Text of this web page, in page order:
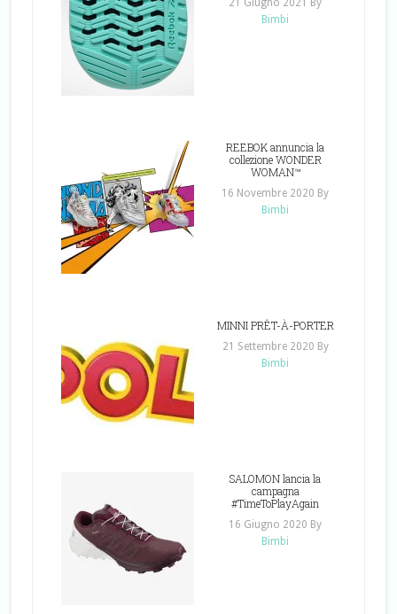
Bimbi
REEBOK annuncia la
collezione WONDER
WOMAN™
16 Novembre 2020 By
Bimbi
MINNI PRÊT-À-PORTER
21 Settembre 2020 By
Bimbi
SALOMON lancia la
campagna
#TimeToPlayAgain
16 Giugno 2020 By
Bimbi